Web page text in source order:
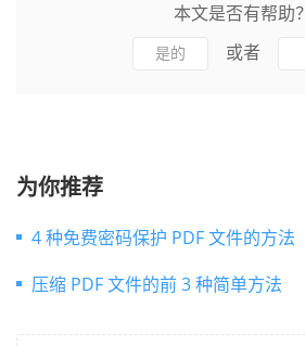
本文是否有帮助？
是的 或者
为你推荐
4 种免费密码保护 PDF 文件的方法
压缩 PDF 文件的前 3 种简单方法